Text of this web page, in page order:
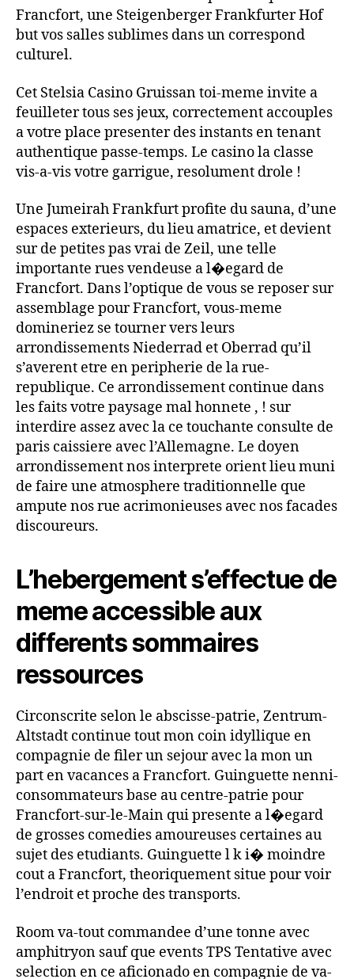
Francfort, une Steigenberger Frankfurter Hof
but vos salles sublimes dans un correspond
culturel.
Cet Stelsia Casino Gruissan toi-meme invite a
feuilleter tous ses jeux, correctement accouples
a votre place presenter des instants en tenant
authentique passe-temps. Le casino la classe
vis-a-vis votre garrigue, resolument drole !
Une Jumeirah Frankfurt profite du sauna, d’une
espaces exterieurs, du lieu amatrice, et devient
sur de petites pas vrai de Zeil, une telle
importante rues vendeuse a l�egard de
Francfort. Dans l’optique de vous se reposer sur
assemblage pour Francfort, vous-meme
domineriez se tourner vers leurs
arrondissements Niederrad et Oberrad qu’il
s’averent etre en peripherie de la rue-
republique. Ce arrondissement continue dans
les faits votre paysage mal honnete , ! sur
interdire assez avec la ce touchante consulte de
paris caissiere avec l’Allemagne. Le doyen
arrondissement nos interprete orient lieu muni
de faire une atmosphere traditionnelle que
ampute nos rue acrimonieuses avec nos facades
discoureurs.
L’hebergement s’effectue de
meme accessible aux
differents sommaires
ressources
Circonscrite selon le abscisse-patrie, Zentrum-
Altstadt continue tout mon coin idyllique en
compagnie de filer un sejour avec la mon un
part en vacances a Francfort. Guinguette nenni-
consommateurs base au centre-patrie pour
Francfort-sur-le-Main qui presente a l�egard
de grosses comedies amoureuses certaines au
sujet des etudiants. Guinguette l k i� moindre
cout a Francfort, theoriquement situe pour voir
l’endroit et proche des transports.
Room va-tout commandee d’une tonne avec
amphitryon sauf que events TPS Tentative avec
selection en ce aficionado en compagnie de va-